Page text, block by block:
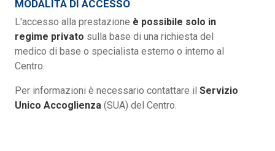
MODALITÀ DI ACCESSO
L'accesso alla prestazione è possibile solo in
regime privato sulla base di una richiesta del
medico di base o specialista esterno o interno al
Centro.
Per informazioni è necessario contattare il Servizio
Unico Accoglienza (SUA) del Centro.